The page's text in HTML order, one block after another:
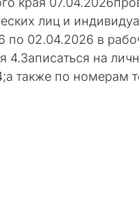
лиц и
по 02.04.2026 в
4.Записаться на
также по номерам